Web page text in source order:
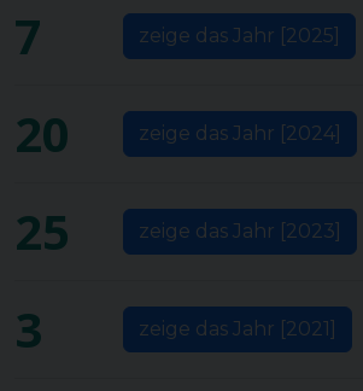
7 zeige das Jahr [2025]
20 zeige das Jahr [2024]
25 zeige das Jahr [2023]
3 zeige das Jahr [2021]